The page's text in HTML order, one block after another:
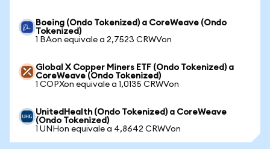
Boeing (Ondo Tokenized) a CoreWeave (Ondo
Tokenized)
1 BAon equivale a 2,7523 CRWVon
Global X Copper Miners ETF (Ondo Tokenized) a
CoreWeave (Ondo Tokenized)
1 COPXon equivale a 1,0135 CRWVon
UnitedHealth (Ondo Tokenized) a CoreWeave
(Ondo Tokenized)
1 UNHon equivale a 4,8642 CRWVon